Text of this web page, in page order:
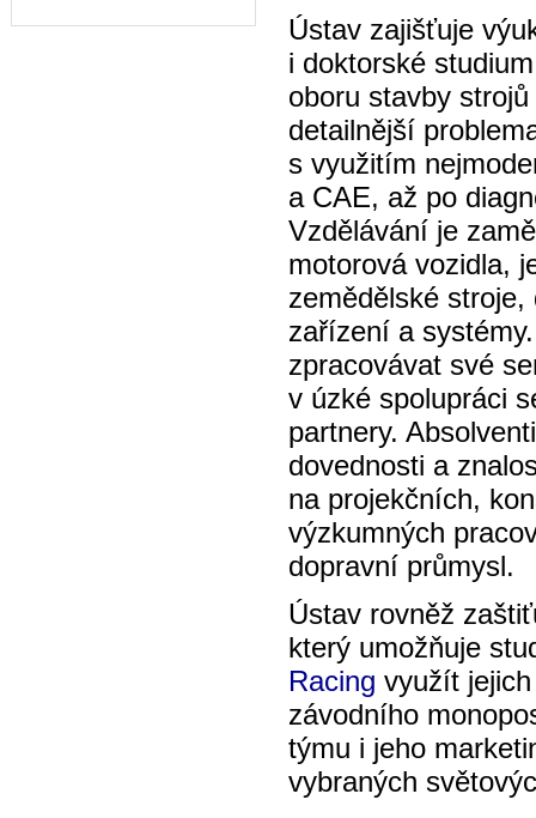
Ústav zajišťuje
i doktorské
oboru stavby
detailnější
s využitím
a CAE, až po
Vzdělávání je
motorová vozidla,
zemědělské
zařízení a
zpracovávat své
v úzké spolupráci
partnery.
dovednosti a
na projekčních,
výzkumných
dopravní průmysl.
Ústav rovněž
který umožňuje
Racing využít
závodního
týmu i jeho
vybraných